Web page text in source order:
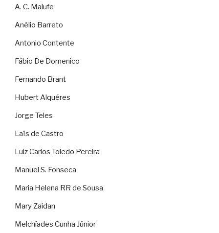
A. C. Malufe
Anélio Barreto
Antonio Contente
Fábio De Domenico
Fernando Brant
Hubert Alquéres
Jorge Teles
Laïs de Castro
Luiz Carlos Toledo Pereira
Manuel S. Fonseca
Maria Helena RR de Sousa
Mary Zaidan
Melchíades Cunha Júnior